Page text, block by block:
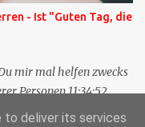
in ein bestimmtes
Trackbacks
Das Trackback-
- Ist "Guten Tag, die
mir mal helfen zwecks
Personen 11:34:52
geehrte Herren,
to deliver its services